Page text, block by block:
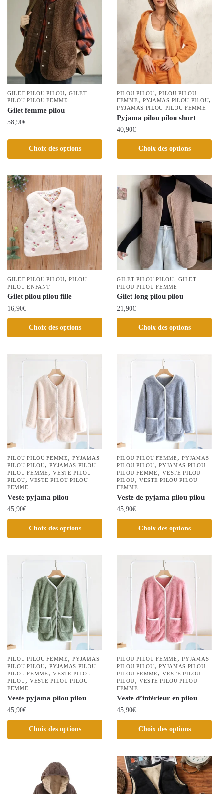
variations.
options
peuvent
choisies
sur
la
page
du
produit
options
peuvent
choisies
la
page
GILET PILOU PILOU,GILET
PILOU PILOU FEMME
Gilet femme pilou
58,90€
Choix des options
Ce
plusieurs
variations.
Les
options
peuvent
être
choisies
sur
la
page
du
PILOU PILOU,PILOU PILOU
FEMME, PYJAMAS PILOU PILOU,
PYJAMAS PILOU PILOU FEMME
Pyjama pilou pilou short
40,90€
Choix des options
produit
plusieurs
variations.
peuvent
être
choisies
la
page
du
produit
GILET PILOU PILOU,PILOU
PILOU ENFANT
Gilet pilou pilou fille
16,90€
Choix des options
produit
plusieurs
peuvent
sur
la
page
du
produit
GILET PILOU PILOU,GILET
PILOU PILOU FEMME
Gilet long pilou pilou
21,90€
Choix des options
produit
peuvent
choisies
sur
la
page
du
produit
PILOU PILOU FEMME,PYJAMAS
PILOU PILOU,PYJAMAS PILOU
PILOU FEMME,VESTE PILOU
PILOU, VESTE PILOU PILOU
FEMME
Veste pyjama pilou
45,90€
Choix des options
produit
plusieurs
peuvent
choisies
sur
la
page
du
produit
PILOU PILOU FEMME,PYJAMAS
PILOU PILOU,PYJAMAS PILOU
PILOU FEMME,VESTE PILOU
PILOU, VESTE PILOU PILOU
FEMME
Veste de pyjama pilou pilou
45,90€
Choix des options
produit
plusieurs
peuvent
choisies
sur
la
page
du
produit
PILOU PILOU FEMME,PYJAMAS
PILOU PILOU,PYJAMAS PILOU
PILOU FEMME,VESTE PILOU
PILOU, VESTE PILOU PILOU
FEMME
Veste pyjama pilou pilou
45,90€
Choix des options
produit
PILOU PILOU FEMME,PYJAMAS
PILOU PILOU,PYJAMAS PILOU
PILOU FEMME,VESTE PILOU
PILOU, VESTE PILOU PILOU
FEMME
Veste d’intérieur en pilou
45,90€
Choix des options
produit
plusieurs
variations.
Les